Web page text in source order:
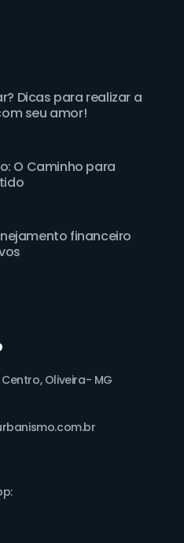
Dicas para realizar a
seu amor!
O Caminho para
financeiro
Centro, Oliveira- MG